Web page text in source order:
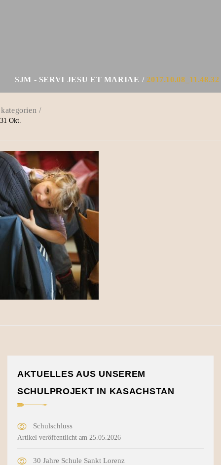
SJM - SERVI JESU ET MARIAE 2017.10.08_11.48.32
31 Okt.
AKTUELLES AUS UNSEREM
SCHULPROJEKT IN KASACHSTAN
Schulschluss
Artikel veröffentlicht am 25.05.2026
30 Jahre Schule Sankt Lorenz